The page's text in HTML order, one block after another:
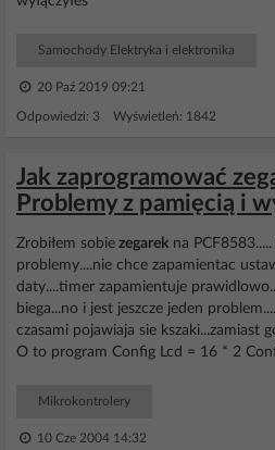
Samochody Elektryka i elektronika
20 Paź 2019 09:21
Odpowiedzi: 3 Wyświetleń: 1842
Jak zaprogramować
Problemy z pamięcią i
Zrobiłem sobie zegarek na
problemy....nie chce zapamientac
daty....timer zapamientuje
biega...no i jest jeszcze jeden
czasami pojawiaja sie kszaki...zamiast
O to program Config Lcd = 16 * 2
Mikrokontrolery
10 Cze 2004 14:32